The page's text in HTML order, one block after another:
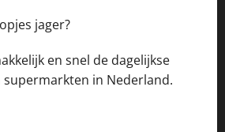
jager?
en snel de dagelijkse
in Nederland.